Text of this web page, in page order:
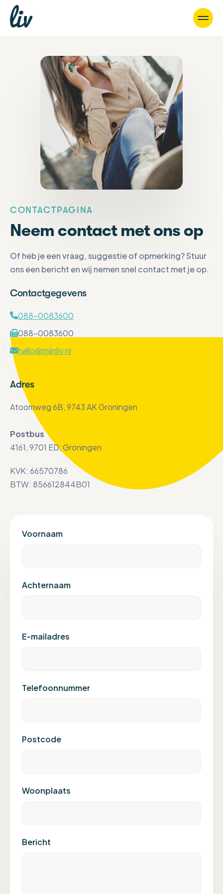
CONTACTPAGINA
Neem contact met ons op
Of heb je een vraag, suggestie of opmerking? Stuur
ons een bericht en wij nemen snel contact met je op.
Contactgegevens
088-0083600
088-0083600
hallo@mijnliv.nl
Adres
Atoomweg 6B, 9743 AK Groningen
Postbus
4161, 9701 ED, Groningen
KVK: 66570786
BTW: 856612844B01
Voornaam
Achternaam
E-mailadres
Telefoonnummer
Postcode
Woonplaats
Bericht